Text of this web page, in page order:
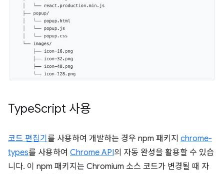
TypeScript 사용
코드 편집기 를 사용하여 개발하는 경우 npm 패키지 chrome-
types를 사용하여 Chrome API의 자동 완성을 활용할 수 있습
니다. 이 npm 패키지는 Chromium 소스 코드가 변경될 때 자